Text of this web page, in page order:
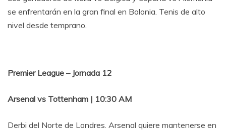
se enfrentarán en la gran final en Bolonia. Tenis de alto
nivel desde temprano.
Premier League – Jornada 12
Arsenal vs Tottenham | 10:30 AM
Derbi del Norte de Londres. Arsenal quiere mantenerse en